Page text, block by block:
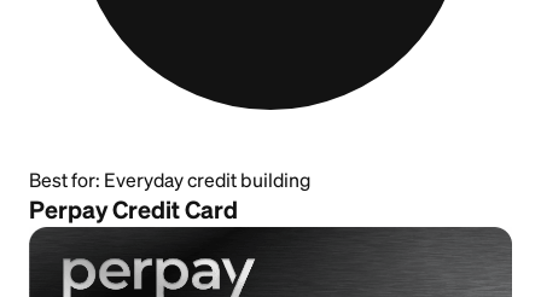
Best for: Everyday credit building
Perpay Credit Card